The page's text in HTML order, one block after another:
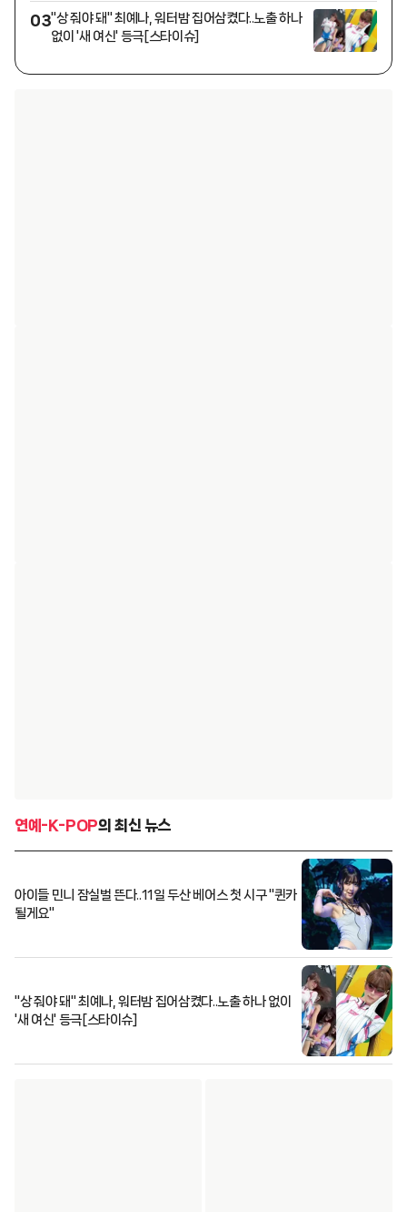
03"상 줘야 돼" 최예나, 워터밤 집어삼켰다..노출 하나
없이 '새 여신' 등극[스타이슈]
연예-K-POP의 최신 뉴스
아이들 민니 잠실벌 뜬다..11일 두산 베어스 첫 시구 "퀸카
될게요"
"상 줘야 돼" 최예나, 워터밤 집어삼켰다..노출 하나 없이
'새 여신' 등극[스타이슈]